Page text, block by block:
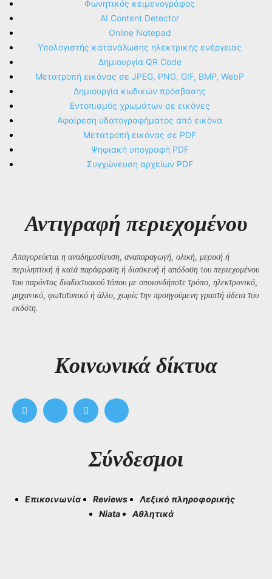
Φωνητικός κειμενογράφος
AI Content Detector
Online Notepad
Υπολογιστής κατανάλωσης ηλεκτρικής ενέργειας
Δημιουργία QR Code
Μετατροπή εικόνας σε JPEG, PNG, GIF, BMP, WebP
Δημιουργία κωδικών πρόσβασης
Εντοπισμός χρωμάτων σε εικόνες
Αφαίρεση υδατογραφήματος από εικόνα
Μετατροπή εικόνας σε PDF
Ψηφιακή υπογραφή PDF
Συγχώνευση αρχείων PDF
Αντιγραφή περιεχομένου
Απαγορεύεται η αναδημοσίευση, αναπαραγωγή, ολική, μερική ή
περιληπτική ή κατά παράφραση ή διασκευή ή απόδοση του περιεχομένου
του παρόντος διαδικτυακού τόπου με οποιονδήποτε τρόπο, ηλεκτρονικό,
μηχανικό, φωτοτυπικό ή άλλο, χωρίς την προηγούμενη γραπτή άδεια του
εκδότη.
Kοινωνικά δίκτυα
Σύνδεσμοι
Επικοινωνία Reviews
Λεξικό πληροφορικής
Niata
Αθλητικά